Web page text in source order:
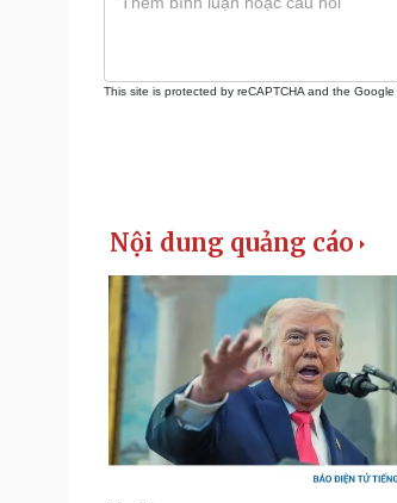
This site is protected by reCAPTCHA and the Google